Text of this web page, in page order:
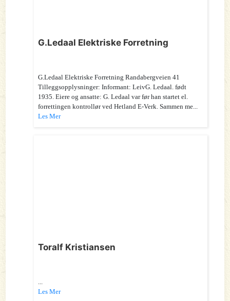
G.Ledaal Elektriske Forretning
G.Ledaal Elektriske Forretning Randabergveien 41
Tilleggsopplysninger: Informant: LeivG. Ledaal. født
1935. Eiere og ansatte: G. Ledaal var før han startet el.
forrettingen kontrollør ved Hetland E-Verk. Sammen me...
Les Mer
Toralf Kristiansen
Les Mer